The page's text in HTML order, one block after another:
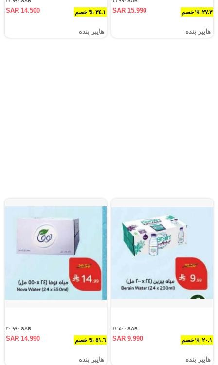
٢٧.٣ % خصم SAR 15.990
هايبر بنده
٣٤.١ % خصم SAR 14.500
هايبر بنده
٢٠.١ % خصم
SAR ١٢.٥٠٠
SAR 9.990
هايبر بنده
٥١.٦ % خصم
SAR ٣٠.٩٩٠
SAR 14.990
هايبر بنده